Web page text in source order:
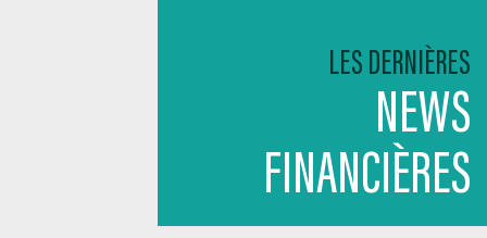
LES DERNIÈRES
NEWS
FINANCIÈRES